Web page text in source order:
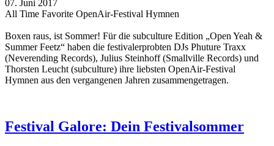
07. Juni 2017
All Time Favorite OpenAir-Festival Hymnen
Boxen raus, ist Sommer! Für die subculture Edition „Open Yeah &
Summer Feetz“ haben die festivalerprobten DJs Phuture Traxx
(Neverending Records), Julius Steinhoff (Smallville Records) und
Thorsten Leucht (subculture) ihre liebsten OpenAir-Festival
Hymnen aus den vergangenen Jahren zusammengetragen.
Festival Galore: Dein Festivalsommer